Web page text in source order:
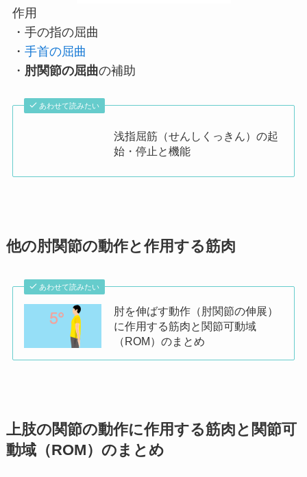
作用
・手の指の屈曲
・ 手首の屈曲
・ 肘関節の屈曲の補助
あわせて読みたい
浅指屈筋（せんしくっきん）の起
始・停止と機能
他の肘関節の動作と作用する筋肉
あわせて読みたい
肘を伸ばす動作（肘関節の伸展）
に作用する筋肉と関節可動域
（ROM）のまとめ
上肢の関節の動作に作用する筋肉と関節可
動域（ROM）のまとめ